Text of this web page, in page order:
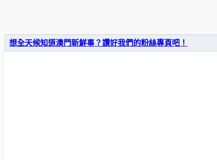
想全天候知道澳門新鮮事？讚好我們的粉絲專頁吧！